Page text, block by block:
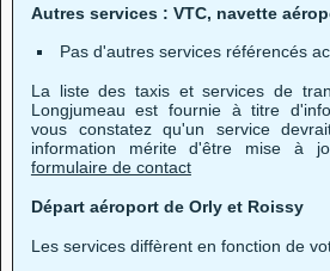
Autres services : VTC, navette
Pas d'autres services référencés
La liste des taxis et services de
Longjumeau est fournie à titre
vous constatez qu'un service
information mérite d'être mise à
formulaire de contact
Départ aéroport de Orly et Roissy
Les services diffèrent en fonction de